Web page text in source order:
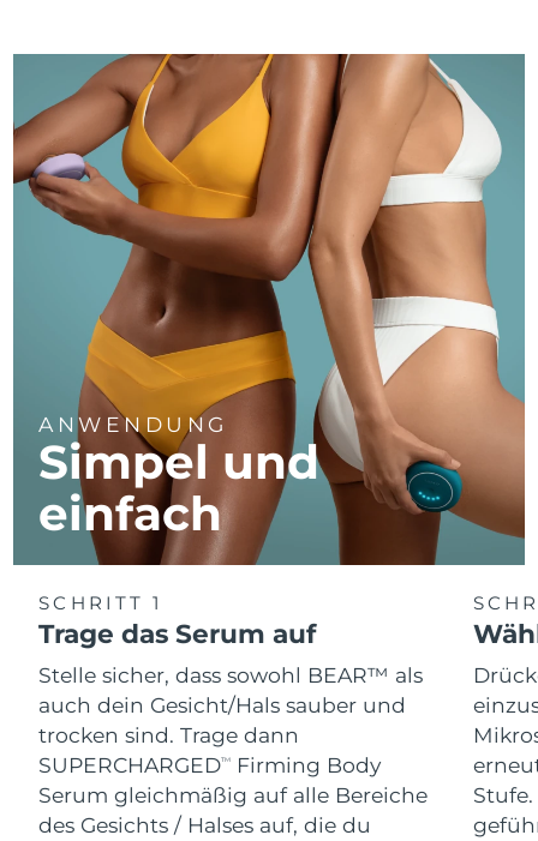
ANWENDUNG
Simpel und
einfach
SCHRITT 1
Trage das Serum auf
Stelle sicher, dass sowohl BEAR™ als
auch dein Gesicht/Hals sauber und
trocken sind. Trage dann
SUPERCHARGEDTM
Firming Body
Serum gleichmäßig auf alle Bereiche
des Gesichts / Halses auf, die du